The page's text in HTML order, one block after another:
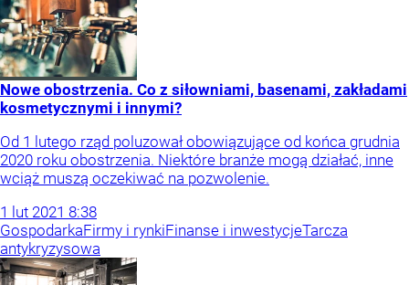
Nowe obostrzenia. Co z siłowniami, basenami, zakładami
kosmetycznymi i innymi?
Od 1 lutego rząd poluzował obowiązujące od końca grudnia
2020 roku obostrzenia. Niektóre branże mogą działać, inne
wciąż muszą oczekiwać na pozwolenie.
1 lut 2021 8:38
GospodarkaFirmy i rynkiFinanse i inwestycjeTarcza
antykryzysowa